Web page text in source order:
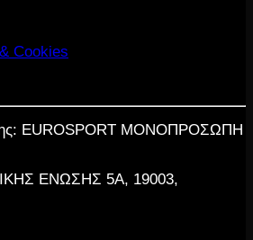
Cookies
EUROSPORT ΜΟΝΟΠΡΟΣΩΠΗ
ΕΝΩΣΗΣ 5Α, 19003,